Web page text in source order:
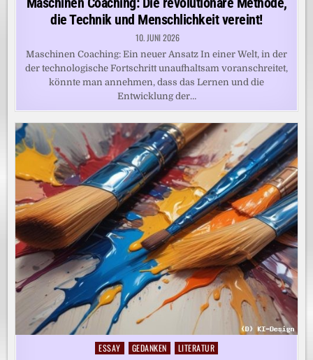
die Technik und Menschlichkeit vereint!
10. JUNI 2026
Maschinen Coaching: Ein neuer Ansatz In einer Welt, in der
der technologische Fortschritt unaufhaltsam voranschreitet,
könnte man annehmen, dass das Lernen und die
Entwicklung der…
Posted
ESSAY GEDANKEN LITERATUR